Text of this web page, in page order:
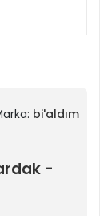
bi'aldım
-